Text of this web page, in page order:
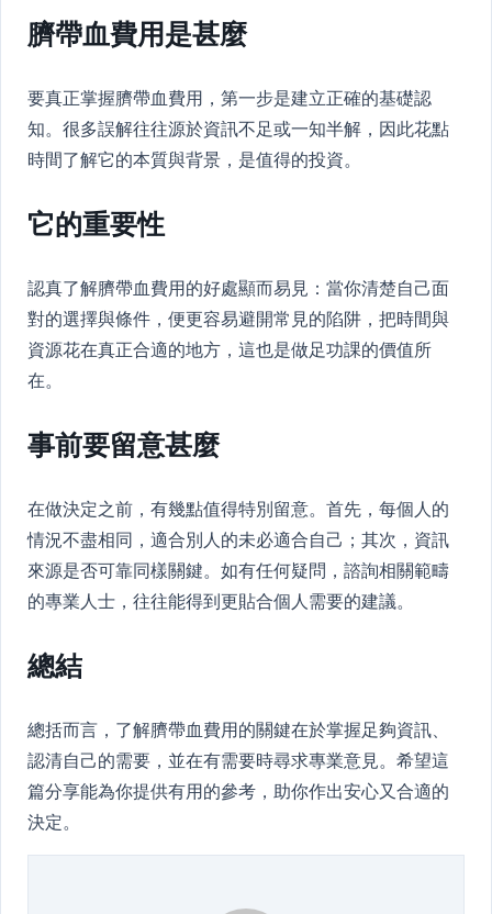
臍帶血費用是甚麼
要真正掌握臍帶血費用，第一步是建立正確的基礎認
知。很多誤解往往源於資訊不足或一知半解，因此花點
時間了解它的本質與背景，是值得的投資。
它的重要性
認真了解臍帶血費用的好處顯而易見：當你清楚自己面
對的選擇與條件，便更容易避開常見的陷阱，把時間與
資源花在真正合適的地方，這也是做足功課的價值所
在。
事前要留意甚麼
在做決定之前，有幾點值得特別留意。首先，每個人的
情況不盡相同，適合別人的未必適合自己；其次，資訊
來源是否可靠同樣關鍵。如有任何疑問，諮詢相關範疇
的專業人士，往往能得到更貼合個人需要的建議。
總結
總括而言，了解臍帶血費用的關鍵在於掌握足夠資訊、
認清自己的需要，並在有需要時尋求專業意見。希望這
篇分享能為你提供有用的參考，助你作出安心又合適的
決定。